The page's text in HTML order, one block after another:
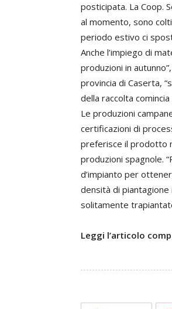
posticipata. La Coop.
al momento, sono
periodo estivo ci
Anche l’impiego di
produzioni in
provincia di Caserta,
della raccolta
Le produzioni
certificazioni di
preferisce il prodotto
produzioni spagnole.
d’impianto per
densità di
solitamente
Leggi l’articolo